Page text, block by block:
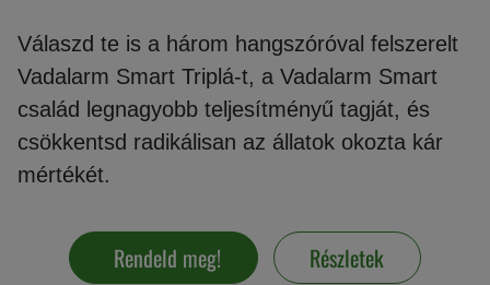
Rágcsálóriasztás
Vakondriasztás
Villanypásztor
Válaszd te is a három hangszóróval felszerelt
Vadalarm Smart Triplá-t, a Vadalarm Smart
család legnagyobb teljesítményű tagját, és
csökkentsd radikálisan az állatok okozta kár
mértékét.
Rendeld meg! Részletek